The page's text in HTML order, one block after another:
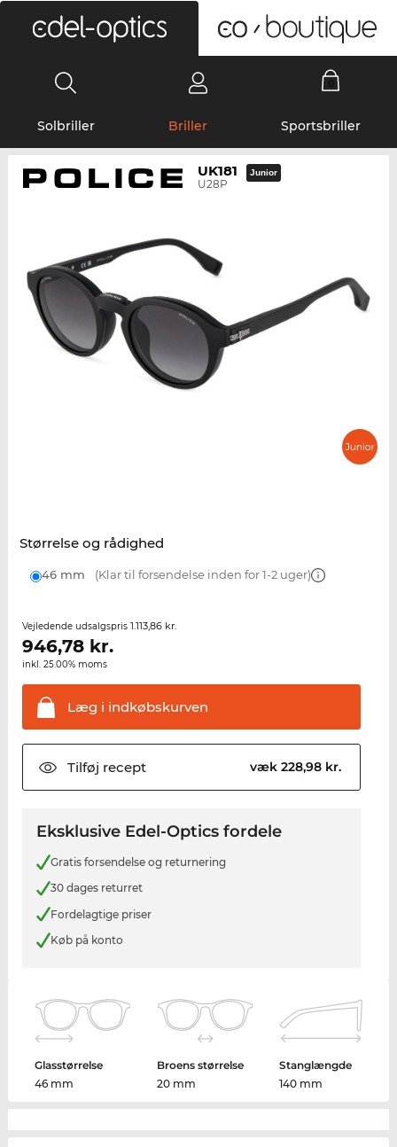
Solbriller Briller Sportsbriller
UK181
U28P
Junior
Størrelse og rådighed
46 mm (Klar til forsendelse inden for 1-2 uger)
Vejledende udsalgspris 1.113,86 kr.
946,78kr.
inkl. 25.00% moms
Læg i indkøbskurven
Tilføj recept væk 228,98 kr.
Eksklusive Edel-Optics fordele
Gratis forsendelse og returnering
30 dages returret
Fordelagtige priser
Køb på konto
Glasstørrelse
46 mm
Broens størrelse
20 mm
Stanglængde
140 mm